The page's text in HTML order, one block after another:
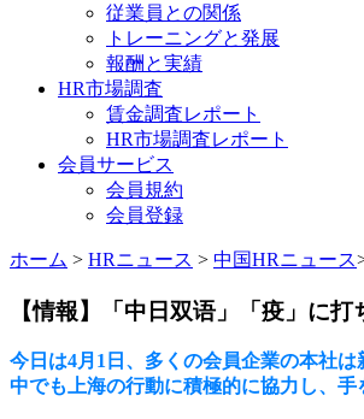
従業員との関係
トレーニングと発展
報酬と実績
HR市場調査
賃金調査レポート
HR市場調査レポート
会員サービス
会員規約
会員登録
ホーム > HRニュース > 中国HRニュース
【情報】「中日双语」「疫」に
今日は4月1日、多くの会員企業の本社
中でも上海の行動に積極的に協力し、